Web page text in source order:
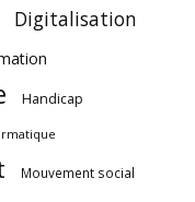
Digitalisation
Handicap
Mouvement social